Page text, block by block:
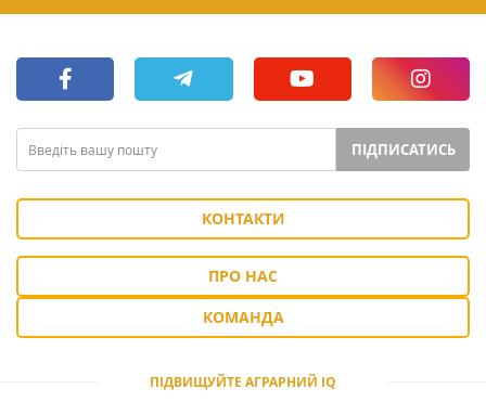
ПІДПИСАТИСЬ
КОНТАКТИ
ПРО НАС
КОМАНДА
ПІДВИЩУЙТЕ АГРАРНИЙ IQ